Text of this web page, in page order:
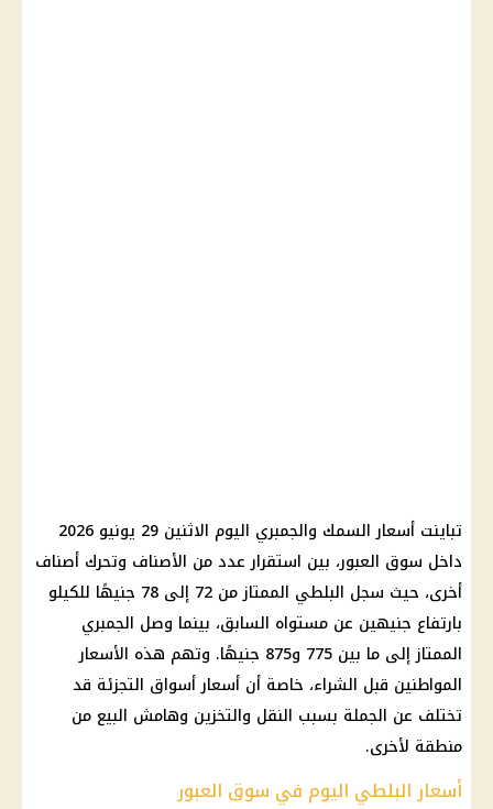
تباينت أسعار السمك والجمبري اليوم الاثنين 29 يونيو 2026
داخل سوق العبور، بين استقرار عدد من الأصناف وتحرك أصناف
أخرى، حيث سجل البلطي الممتاز من 72 إلى 78 جنيهًا للكيلو
بارتفاع جنيهين عن مستواه السابق، بينما وصل الجمبري
الممتاز إلى ما بين 775 و875 جنيهًا. وتهم هذه الأسعار
المواطنين قبل الشراء، خاصة أن أسعار أسواق التجزئة قد
تختلف عن الجملة بسبب النقل والتخزين وهامش البيع من
منطقة لأخرى.
أسعار البلطي اليوم في سوق العبور